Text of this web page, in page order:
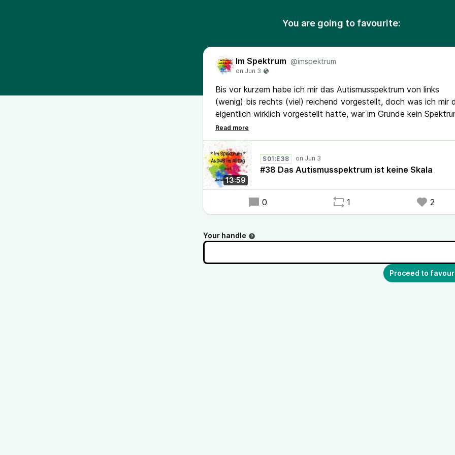
You are going to favourite:
Im Spektrum @imspektrum
Bis vor kurzem habe ich mir das Autismusspektrum von links
(wenig) bis rechts (viel) reichend vorgestellt, doch was ich mir
eigentlich wirklich vorgestellt hatte, war im Grunde kein
sondern eine Skala. Was Spektrum wirklich bedeutet, erzähle
dieser Folge.
13:59
S01:E38
#38 Das Autismusspektrum ist keine Skala
0 1 2
Your handle
Proceed to